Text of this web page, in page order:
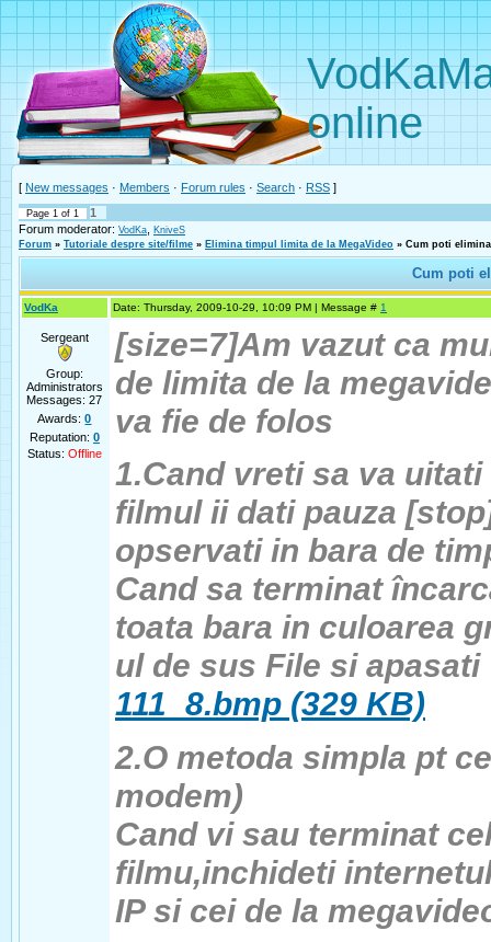
online
[ New messages · Members · Forum rules · Search · RSS ]
Page 1 of 1
1
Forum moderator: VodKa
KniveS
Forum » Tutoriale despre site/filme » Elimina timpul limita de la MegaVideo » Cum poti
Cum poti
VodKa Date: Thursday, 2009-10-29, 10:09 PM | Message # 1
Sergeant
Group:
Administrators
Messages:27
Awards:0
Reputation: 0
Status: Offline
[size=7]Am vazut ca
de limita de la
va fie de folos
1.Cand vreti sa va
filmul ii dati pauza
opservati in bara de
Cand sa terminat
toata bara in culoarea
ul de sus File si apasati
111_8.bmp (329 KB)
2.O metoda simpla pt
modem)
Cand vi sau terminat
filmu,inchideti
IP si cei de la